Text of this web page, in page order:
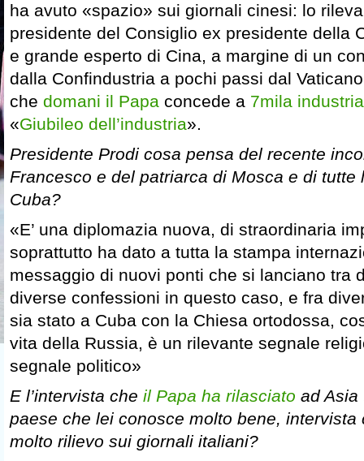
ha avuto «spazio» sui giornali cinesi: lo
presidente del Consiglio ex presidente della
e grande esperto di Cina, a margine di un
dalla Confindustria a pochi passi dal
che domani il Papa concede a 7mila
«Giubileo dell’industria».
Presidente Prodi cosa pensa del recente
Francesco e del patriarca di Mosca e di tutte
Cuba?
«E’ una diplomazia nuova, di straordinaria
soprattutto ha dato a tutta la stampa
messaggio di nuovi ponti che si lanciano tra
diverse confessioni in questo caso, e fra
sia stato a Cuba con la Chiesa ortodossa,
vita della Russia, è un rilevante segnale
segnale politico»
E l’intervista che il Papa ha rilasciato ad Asia
paese che lei conosce molto bene, intervista
molto rilievo sui giornali italiani?